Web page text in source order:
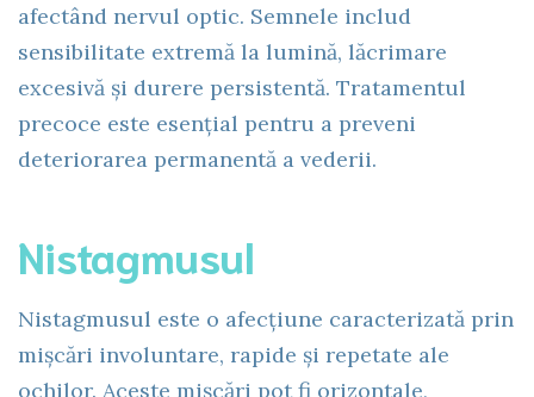
afectând nervul optic. Semnele includ
sensibilitate extremă la lumină, lăcrimare
excesivă și durere persistentă. Tratamentul
precoce este esențial pentru a preveni
deteriorarea permanentă a vederii.
Nistagmusul
Nistagmusul este o afecțiune caracterizată prin
mișcări involuntare, rapide și repetate ale
ochilor. Aceste mișcări pot fi orizontale,